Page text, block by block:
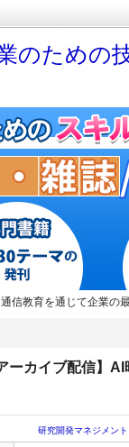
のための
信教育を通じて企業の
ーカイブ配信】
研究開発マネジメン